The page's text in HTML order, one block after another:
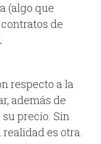
(algo que
de
respecto a la
además de
precio. Sin
es otra.